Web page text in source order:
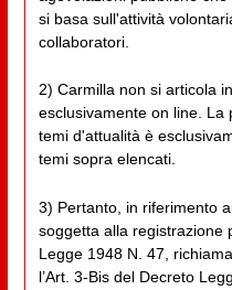
si basa sull'attività
collaboratori.
2) Carmilla non si articola
esclusivamente on line. La
temi d'attualità è
temi sopra elencati.
3) Pertanto, in riferimento
soggetta alla registrazione
Legge 1948 N. 47,
l’Art. 3-Bis del Decreto